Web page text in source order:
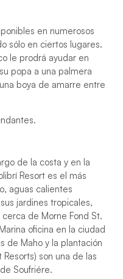
en numerosos
sólo en ciertos lugares.
le prodrá ayudar en
popa a una palmera
boya de amarre entre
de la costa y en la
Resort es el más
aguas calientes
jardines tropicales,
de Morne Fond St.
oficina en la ciudad
de Maho y la plantación
son una de las
Soufriére.